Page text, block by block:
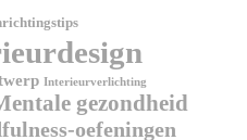
Interieurverlichting
gezondheid
oefeningen